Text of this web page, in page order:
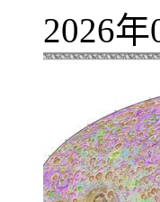
2026